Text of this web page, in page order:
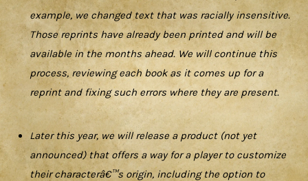
example, we changed text that was racially insensitive.
Those reprints have already been printed and will be
available in the months ahead. We will continue this
process, reviewing each book as it comes up for a
reprint and fixing such errors where they are present.
Later this year, we will release a product (not yet
announced) that offers a way for a player to customize
their characterâ€™s origin, including the option to